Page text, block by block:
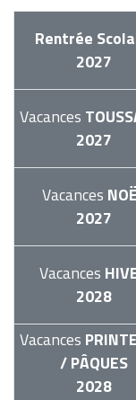
Rentrée
2027
Vacances
2027
Vacances
2027
Vacances
2028
Vacances
/ PÂQUES
2028